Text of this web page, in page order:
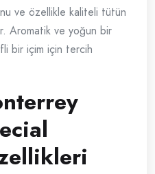
ve özellikle kaliteli tütün
Aromatik ve yoğun bir
bir içim için tercih